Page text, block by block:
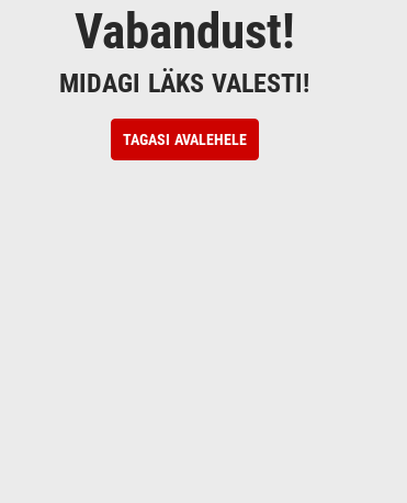
Vabandust!
MIDAGI LÄKS VALESTI!
TAGASI AVALEHELE